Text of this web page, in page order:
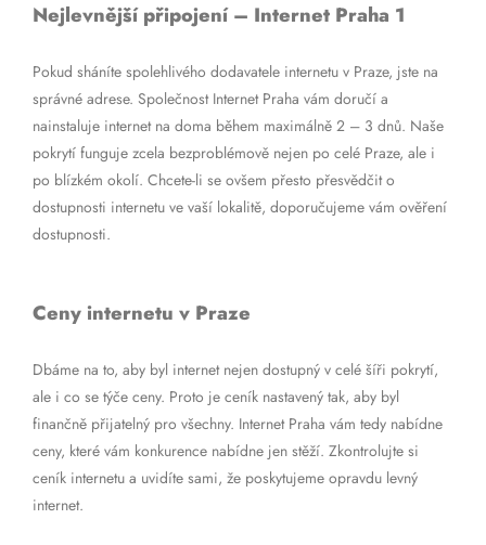
Nejlevnější připojení – Internet Praha 1
Pokud sháníte spolehlivého dodavatele internetu v Praze, jste na
správné adrese. Společnost Internet Praha vám doručí a
nainstaluje internet na doma během maximálně 2 – 3 dnů. Naše
pokrytí funguje zcela bezproblémově nejen po celé Praze, ale i
po blízkém okolí. Chcete-li se ovšem přesto přesvědčit o
dostupnosti internetu ve vaší lokalitě, doporučujeme vám ověření
dostupnosti.
Ceny internetu v Praze
Dbáme na to, aby byl internet nejen dostupný v celé šíři pokrytí,
ale i co se týče ceny. Proto je ceník nastavený tak, aby byl
finančně přijatelný pro všechny. Internet Praha vám tedy nabídne
ceny, které vám konkurence nabídne jen stěží. Zkontrolujte si
ceník internetu a uvidíte sami, že poskytujeme opravdu levný
internet.